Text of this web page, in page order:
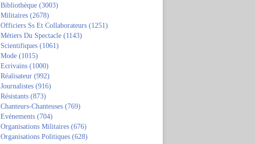
Bibliothèque (3003)
Militaires (2678)
Officiers Ss Et Collaborateurs (1251)
Métiers Du Spectacle (1143)
Scientifiques (1061)
Mode (1015)
Ecrivains (1000)
Réalisateur (992)
Journalistes (916)
Résistants (873)
Chanteurs-Chanteuses (769)
Evènements (704)
Organisations Militaires (676)
Organisations Politiques (628)